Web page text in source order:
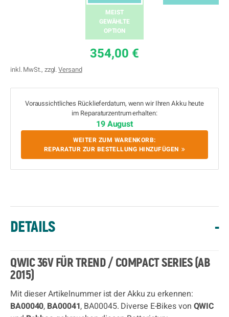
MEIST
GEWÄHLTE
OPTION
354,00 €
inkl. MwSt., zzgl.Versand
Voraussichtliches Rücklieferdatum, wenn wir Ihren Akku heute
im Reparaturzentrum erhalten:
19 August
WEITER ZUM WARENKORB:
REPARATUR ZUR BESTELLUNG HINZUFÜGEN
DETAILS -
QWIC 36V FÜR TREND / COMPACT SERIES (AB
2015)
Mit dieser Artikelnummer ist der Akku zu erkennen:
BA00040, BA00041, BA00045. Diverse E-Bikes von QWIC